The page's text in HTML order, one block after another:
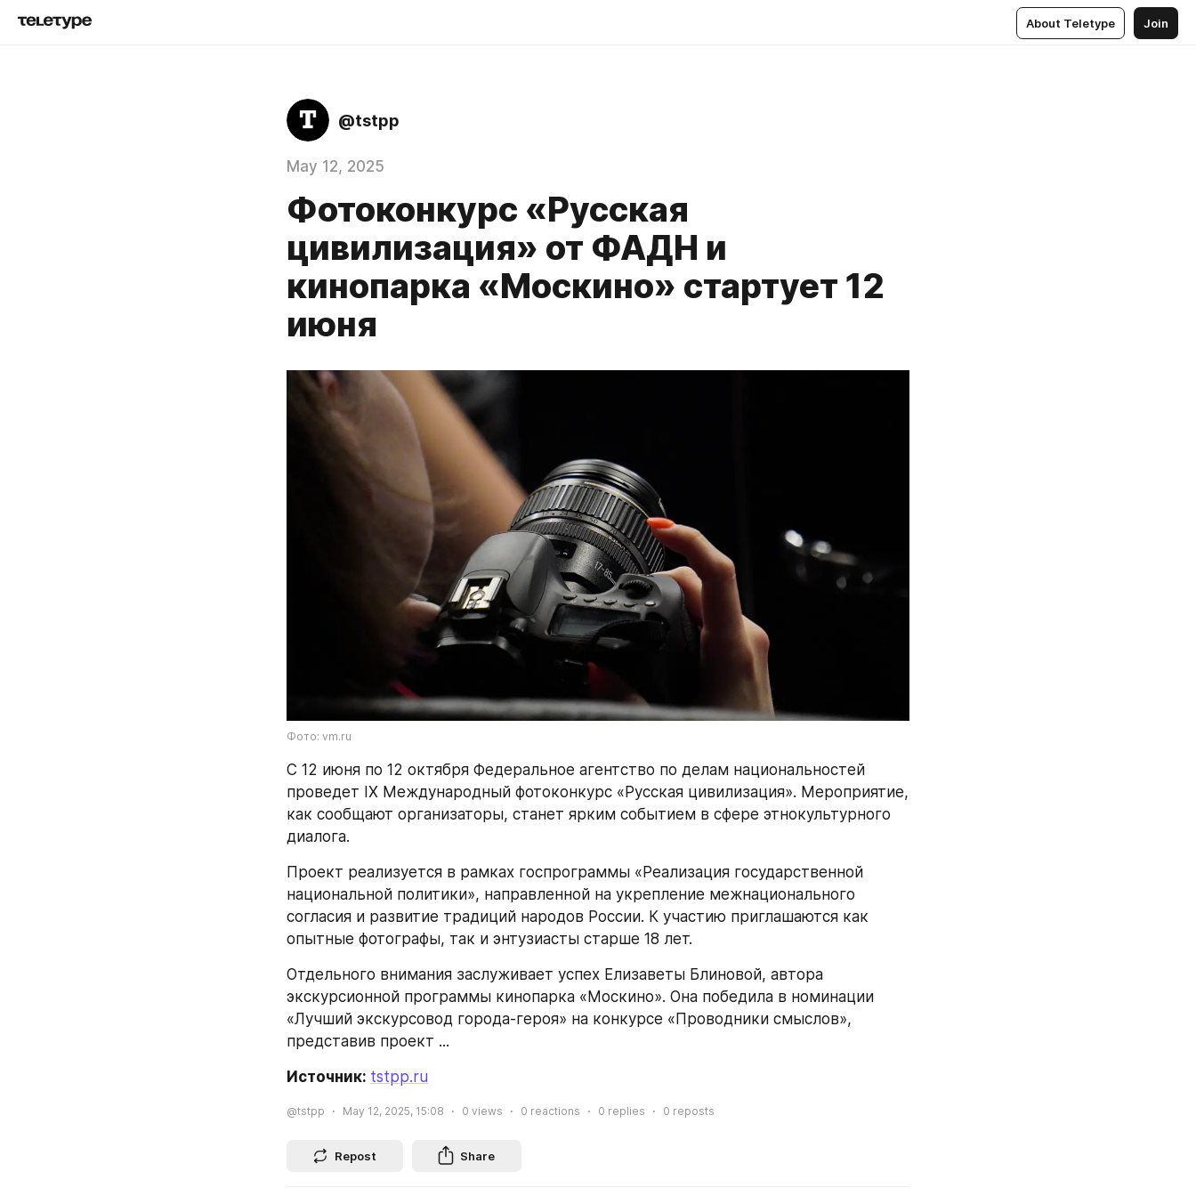
About Teletype Join
@tstpp
May 12, 2025
Фотоконкурс «Русская
цивилизация» от ФАДН и
кинопарка «Москино» стартует 12
июня
Фото: vm.ru
С 12 июня по 12 октября Федеральное агентство по делам национальностей
проведет IX Международный фотоконкурс «Русская цивилизация». Мероприятие,
как сообщают организаторы, станет ярким событием в сфере этнокультурного
диалога.
Проект реализуется в рамках госпрограммы «Реализация государственной
национальной политики», направленной на укрепление межнационального
согласия и развитие традиций народов России. К участию приглашаются как
опытные фотографы, так и энтузиасты старше 18 лет.
Отдельного внимания заслуживает успех Елизаветы Блиновой, автора
экскурсионной программы кинопарка «Москино». Она победила в номинации
«Лучший экскурсовод города-героя» на конкурсе «Проводники смыслов»,
представив проект ...
Источник: tstpp.ru
@tstpp May 12, 2025, 15:08 0 views 0 reactions 0 replies 0 reposts
Repost Share